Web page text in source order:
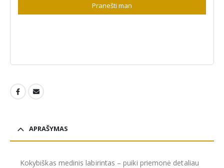
Pranešti man
APRAŠYMAS
Kokybiškas medinis labirintas – puiki priemonė detaliau